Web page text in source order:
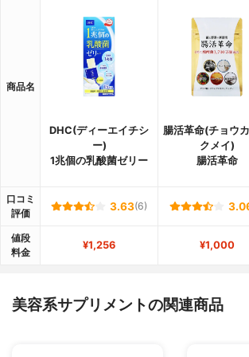
商品名
DHC(ディーエイチシ
ー)
1兆個の乳酸菌ゼリー
腸活革命(チョウ
クメイ)
腸活革命
口コミ
評価
3.63(6)
値段
料金
¥1,256 ¥1,000
美容系サプリメントの関連商品